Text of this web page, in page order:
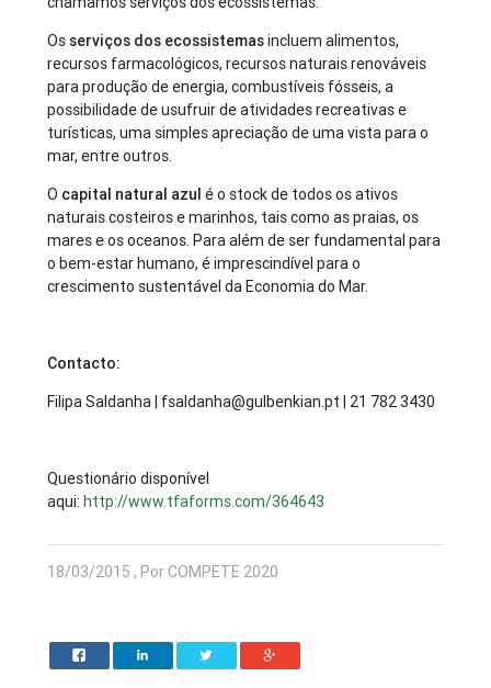
Osserviços dos ecossistemasincluem alimentos,
recursos farmacológicos, recursos naturais renováveis
para produção de energia, combustíveis fósseis, a
possibilidade de usufruir de atividades recreativas e
turísticas, uma simples apreciação de uma vista para o
mar, entre outros.
O capital natural azul é o stock de todos os ativos
naturais costeiros e marinhos, tais como as praias, os
mares e os oceanos. Para além de ser fundamental para
o bem-estar humano, é imprescindível para o
crescimento sustentável da Economia do Mar.
Contacto:
Filipa Saldanha | fsaldanha@gulbenkian.pt | 21 782 3430
Questionário disponível
aqui: http://www.tfaforms.com/364643
18/03/2015 , Por COMPETE 2020